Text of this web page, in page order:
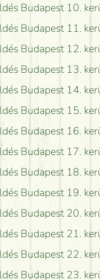
Budapest 10.
Budapest 11.
Budapest 12.
Budapest 13.
Budapest 14.
Budapest 15.
Budapest 16.
Budapest 17.
Budapest 18.
Budapest 19.
Budapest 20.
Budapest 21.
Budapest 22.
Budapest 23.